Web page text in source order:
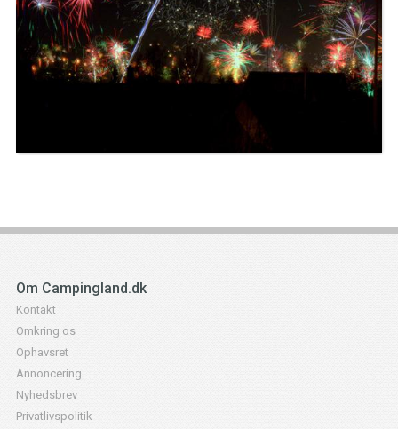
Om Campingland.dk
Kontakt
Omkring os
Ophavsret
Annoncering
Nyhedsbrev
Privatlivspolitik